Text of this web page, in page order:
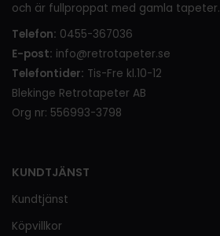
och är fullproppat med gamla tapeter.
Telefon: 0455-367036
E-post: info@retrotapeter.se
Telefontider: Tis-Fre kl.10-12
Blekinge Retrotapeter AB
Org nr: 556993-3798
KUNDTJÄNST
Kundtjänst
Köpvillkor